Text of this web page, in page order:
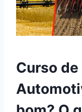
Curso